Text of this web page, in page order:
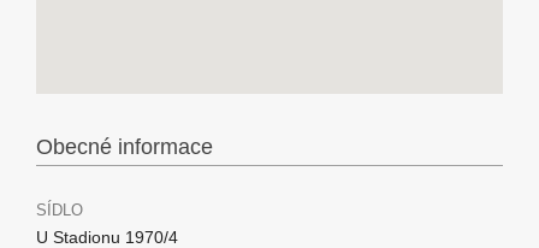
Obecné informace
SÍDLO
U Stadionu 1970/4